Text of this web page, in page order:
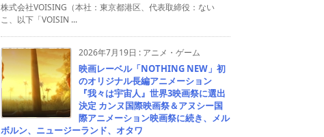
株式会社VOISING（本社：東京都港区、代表取締役：ない
こ、以下「VOISIN ...
2026年7月19日 : アニメ・ゲーム
映画レーベル「NOTHING NEW」初
のオリジナル長編アニメーション
『我々は宇宙人』世界3映画祭に選出
決定 カンヌ国際映画祭＆アヌシー国
際アニメーション映画祭に続き、メル
ボルン、ニュージーランド、オタワ